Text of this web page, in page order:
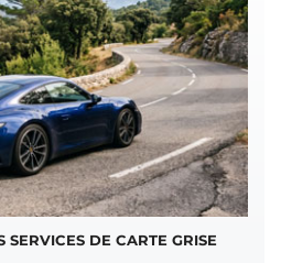
SERVICES DE CARTE GRISE